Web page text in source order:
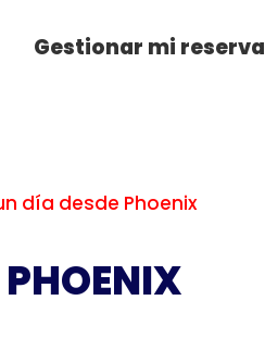
Gestionar mi reserva
día desde Phoenix
PHOENIX